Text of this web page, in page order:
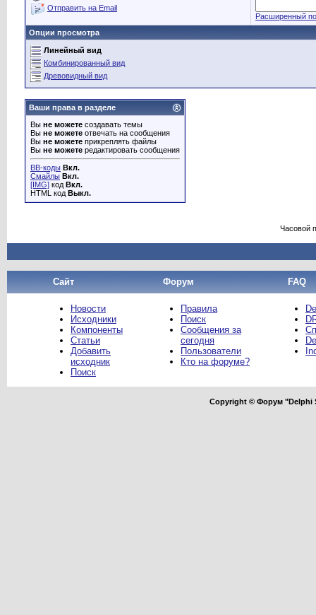
Отправить на Email
Расширенный
Опции просмотра
Линейный вид
Комбинированный вид
Древовидный вид
Ваши права в разделе
Вы не можете создавать темы
Вы не можете отвечать на сообщения
Вы не можете прикреплять файлы
Вы не можете редактировать сообщения
BB-коды Вкл.
Смайлы Вкл.
[IMG] код Вкл.
HTML код Выкл.
Часовой
Сайт Форум FAQ
Новости
Исходники
Компоненты
Статьи
Добавить
исходник
Поиск
Правила
Поиск
Сообщения за
сегодня
Пользователи
Кто на форуме?
Copyright © Форум "Delphi